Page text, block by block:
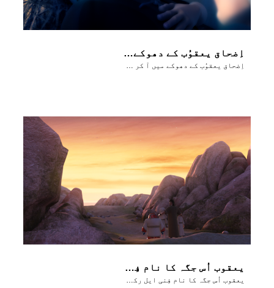
اِضحاق یعقوُب کے دھوکے میں آ کر اُسے بَرکت دے دیتا ہے
اِضحاق یعقوُب کے دھوکے میں آ کر اُسے بَرکت دے دیتا ہے
یعقوب اُس جگہ کا نام فِنی ایل رکھتا ہے جہاں اُس نے خُدا سے کُشتی لڑی تھی
یعقوب اُس جگہ کا نام فِنی ایل رکھتا ہے جہاں اُس نے خُدا سے کُشتی لڑی تھی